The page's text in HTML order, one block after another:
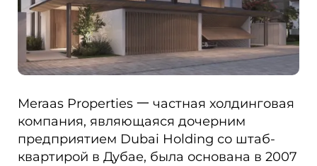
Meraas Properties 一 частная холдинговая
компания, являющаяся дочерним
предприятием Dubai Holding со штаб-
квартирой в Дубае, была основана в 2007